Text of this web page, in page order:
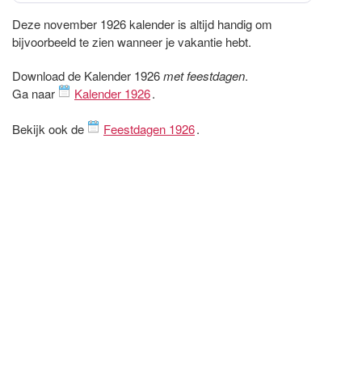
Deze november 1926 kalender is altijd handig om
bijvoorbeeld te zien wanneer je vakantie hebt.
Download de Kalender 1926met feestdagen.
Ga naar
Kalender 1926.
Bekijk ook de Feestdagen 1926.